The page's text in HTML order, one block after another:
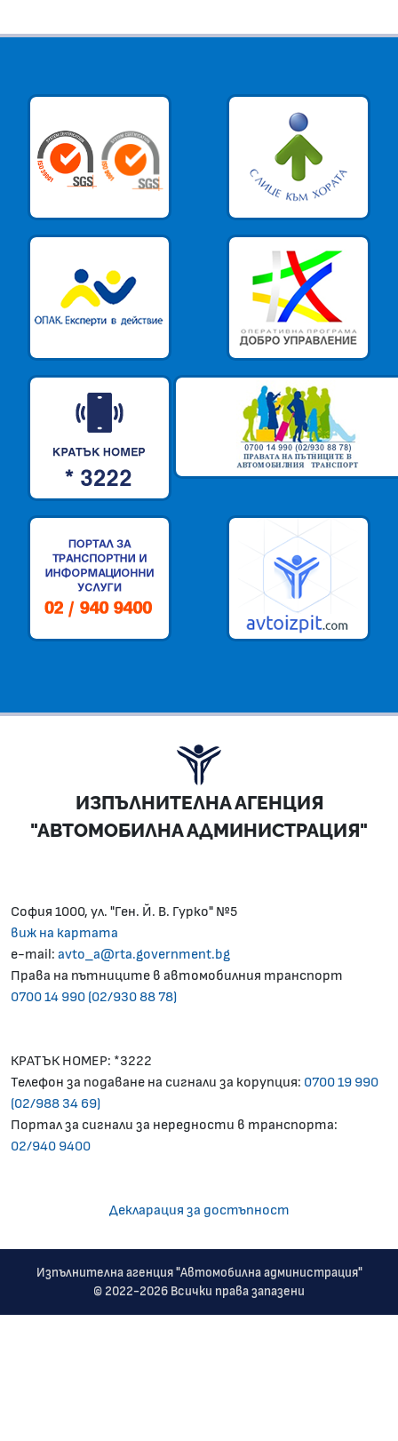
ИЗПЪЛНИТЕЛНА АГЕНЦИЯ
"АВТОМОБИЛНА АДМИНИСТРАЦИЯ"
София 1000, ул. "Ген. Й. В. Гурко" №5
виж на картата
e-mail: avto_a@rta.government.bg
Права на пътниците в автомобилния транспорт
0700 14 990 (02/930 88 78)
КРАТЪК НОМЕР: *3222
Телефон за подаване на сигнали за корупция: 0700 19 990
(02/988 34 69)
Портал за сигнали за нередности в транспорта:
02/940 9400
Декларация за достъпност
Изпълнителна агенция "Автомобилна администрация"
© 2022-2026 Всички права запазени